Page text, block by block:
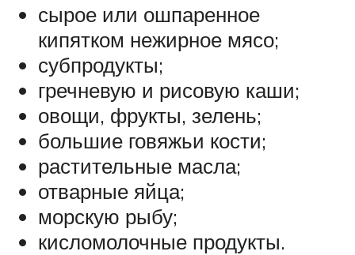
сырое или ошпаренное
кипятком нежирное мясо;
субпродукты;
гречневую и рисовую каши;
овощи, фрукты, зелень;
большие говяжьи кости;
растительные масла;
отварные яйца;
морскую рыбу;
кисломолочные продукты.